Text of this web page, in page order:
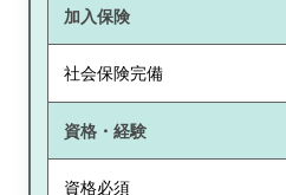
加入保険
社会保険完備
資格・経験
資格必須